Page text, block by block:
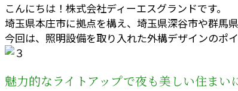
こんにちは！株式会社ディーエスグランドです。
埼玉県本庄市に拠点を構え、埼玉県深谷市や群馬
今回は、照明設備を取り入れた外構デザインのポ
魅力的なライトアップで夜も美しい住まい